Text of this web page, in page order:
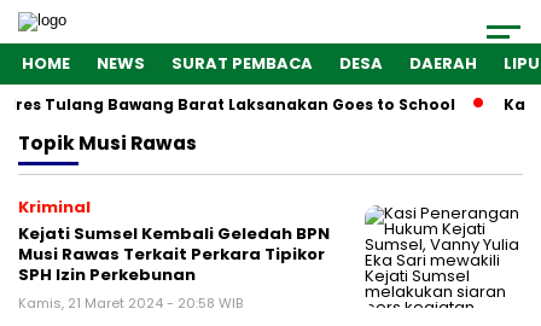
HOME NEWS SURAT PEMBACA DESA DAERAH
Tulang Bawang Barat Laksanakan Goes to School
TopikMusi Rawas
Kriminal
Kejati Sumsel Kembali Geledah BPN
Musi Rawas Terkait Perkara Tipikor
SPH Izin Perkebunan
Kamis, 21 Maret 2024 - 20:58 WIB